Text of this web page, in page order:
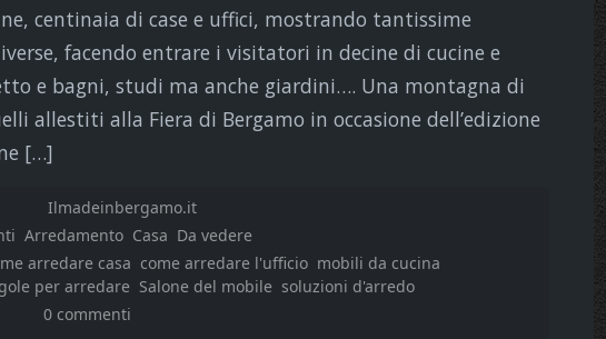
centinaia di case e uffici, mostrando tantissime
facendo entrare i visitatori in decine di cucine e
e bagni, studi ma anche giardini…. Una montagna di
allestiti alla Fiera di Bergamo in occasione dell’edizione
[…]
Ilmadeinbergamo.it
Arredamento Casa Da vedere
arredare casa come arredare l'ufficio mobili da cucina
per arredare Salone del mobile soluzioni d'arredo
0 commenti